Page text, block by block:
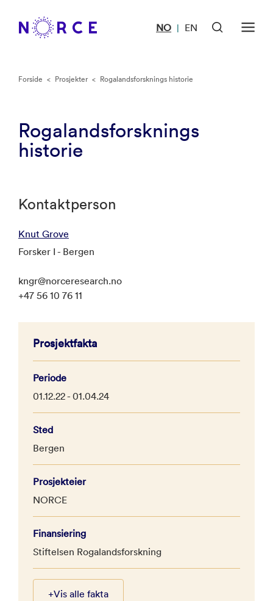
NO | EN
Forside < Prosjekter < Rogalandsforsknings historie
Rogalandsforsknings
historie
Kontaktperson
Knut Grove
Forsker I - Bergen
kngr@norceresearch.no
+47 56 10 76 11
Prosjektfakta
Periode
01.12.22 - 01.04.24
Sted
Bergen
Prosjekteier
NORCE
Finansiering
Stiftelsen Rogalandsforskning
+Vis alle fakta